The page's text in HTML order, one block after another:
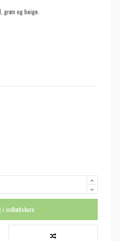
grøn og beige.
i indkøbskurv